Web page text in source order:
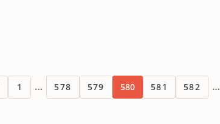
1 … 578 579 580 581 582 …